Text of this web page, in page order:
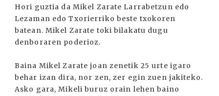
Hori guztia da Mikel Zarate Larrabetzun edo
Lezaman edo Txorierriko beste txokoren
batean. Mikel Zarate toki bilakatu dugu
denboraren poderioz.
Baina Mikel Zarate joan zenetik 25 urte igaro
behar izan dira, nor zen, zer egin zuen jakiteko.
Asko gara, Mikeli buruz orain lehen baino